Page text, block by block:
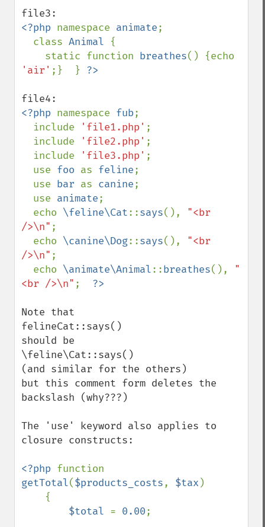
<?php namespace animate;
  class
Animal {
    static function
breathes
'air' ;}  }
<?php namespace fub;
  include
'file1.php' ;
  include
'file2.php' ;
  include
'file3.php' ;
  use
foo as feline;
  use
bar as canine;
  use
animate;
  echo
\feline\Cat::says(), "<br
/>\n" ;
  echo
\canine\Dog::says(), "<br
/>\n" ;
  echo
\animate\Animal::breathes(), "
<br />\n" ;
Note that
felineCat::says()
should be
\feline\Cat::says()
(and similar for the others)
but this comment form deletes the
backslash (why???)
The 'use' keyword also applies to
closure constructs:
<?php
getTotal($products_costs, $tax )
$total = 0.00;